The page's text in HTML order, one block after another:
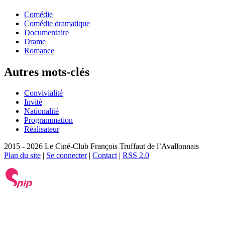
Comédie
Comédie dramatique
Documentaire
Drame
Romance
Autres mots-clés
Convivialité
Invité
Nationalité
Programmation
Réalisateur
2015 - 2026 Le Ciné-Club François Truffaut de l’Avallonnais
Plan du site | Se connecter| Contact| RSS 2.0